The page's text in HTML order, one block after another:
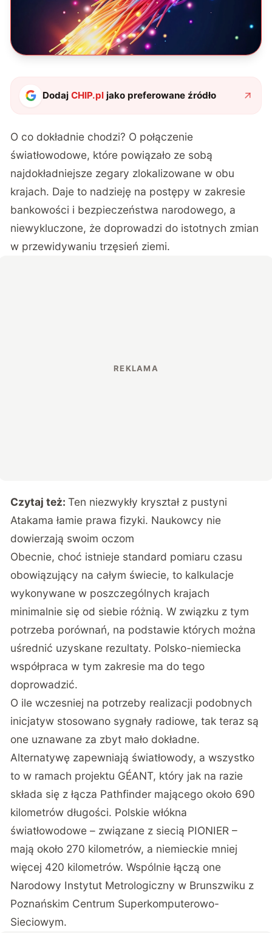
DodajCHIP.pl jako preferowane źródło
O co dokładnie chodzi? O połączenie
światłowodowe, które powiązało ze sobą
najdokładniejsze zegary zlokalizowane w obu
krajach. Daje to nadzieję na postępy w zakresie
bankowości i bezpieczeństwa narodowego, a
niewykluczone, że doprowadzi do istotnych zmian
w przewidywaniu trzęsień ziemi.
Czytaj też:Ten niezwykły kryształ z pustyni
Atakama łamie prawa fizyki. Naukowcy nie
dowierzają swoim oczom
Obecnie, choć istnieje standard pomiaru czasu
obowiązujący na całym świecie, to kalkulacje
wykonywane w poszczególnych krajach
minimalnie się od siebie różnią. W związku z tym
potrzeba porównań, na podstawie których można
uśrednić uzyskane rezultaty. Polsko-niemiecka
współpraca w tym zakresie ma do tego
doprowadzić.
O ile wczesniej na potrzeby realizacji podobnych
inicjatyw stosowano sygnały radiowe, tak teraz są
one uznawane za zbyt mało dokładne.
Alternatywę zapewniają światłowody, a wszystko
to w ramach projektu GÉANT, który jak na razie
składa się z łącza Pathfinder mającego około 690
kilometrów długości. Polskie włókna
światłowodowe – związane z siecią PIONIER –
mają około 270 kilometrów, a niemieckie mniej
więcej 420 kilometrów. Wspólnie łączą one
Narodowy Instytut Metrologiczny w Brunszwiku z
Poznańskim Centrum Superkomputerowo-
Sieciowym.